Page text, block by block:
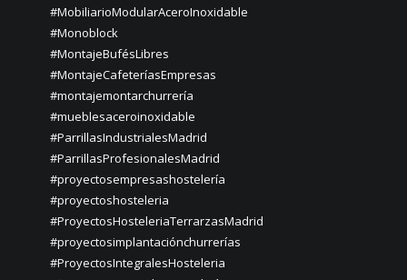
#MobiliarioModularAceroInoxidable
#Monoblock
#MontajeBufésLibres
#MontajeCafeteríasEmpresas
#montajemontarchurrería
#mueblesaceroinoxidable
#ParrillasIndustrialesMadrid
#ParrillasProfesionalesMadrid
#proyectosempresashostelería
#proyectoshosteleria
#ProyectosHosteleriaTerrarzasMadrid
#proyectosimplantaciónchurrerías
#ProyectosIntegralesHosteleria